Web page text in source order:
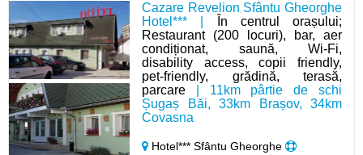
Cazare Revelion Sfântu Gheorghe
Hotel*** |
În centrul orașului;
Restaurant (200 locuri), bar, aer
condiționat, saună, Wi-Fi,
disability access, copii friendly,
pet-friendly, grădină, terasă,
parcare | 11km pârtie de schi
Șugaș Băi, 33km Brașov, 34km
Covasna
Hotel*** Sfântu Gheorghe